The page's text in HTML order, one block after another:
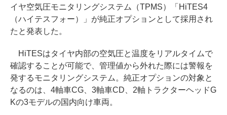
イヤ空気圧モニタリングシステム（TPMS）「HiTES4
（ハイテスフォー）」が純正オプションとして採用され
たと発表した。
HiTESはタイヤ内部の空気圧と温度をリアルタイムで
確認することが可能で、管理値から外れた際には警報を
発するモニタリングシステム。純正オプションの対象と
なるのは、4軸車CG、3軸車CD、2軸トラクターヘッドG
Kの3モデルの国内向け車両。